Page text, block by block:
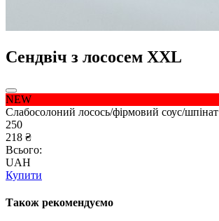
Сендвіч з лососем XXL
NEW
Слабосолоний лосось/фірмовий соус/шпінат
250
218 ₴
Всього:
UAH
Купити
Також рекомендуємо